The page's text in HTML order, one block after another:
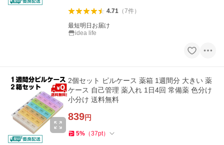
4.71（7件）
最短明日お届け
idea life
2個セット ピルケース 薬箱 1週間分 大きい 薬
ケース 自己管理 薬入れ 1日4回 常備薬 色分け
小分け 送料無料
839円
5% （37pt）